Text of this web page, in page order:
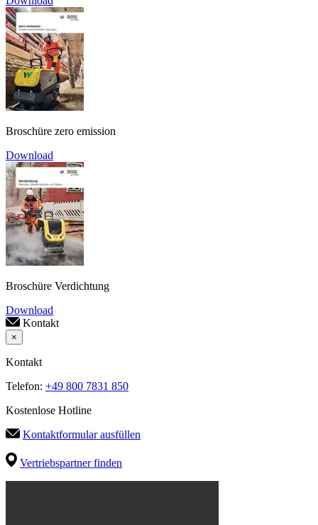
Broschüre zero emission
Download
Broschüre Verdichtung
Download
Kontakt
×
Kontakt
Telefon: +49 800 7831 850
Kostenlose Hotline
Kontaktformular ausfüllen
Vertriebspartner finden